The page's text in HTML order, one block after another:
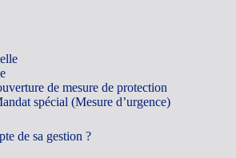
de mesure de protection
spécial (Mesure d’urgence)
de sa gestion ?